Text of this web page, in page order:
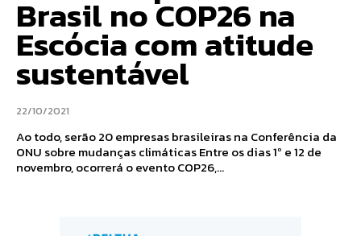
Brasil no COP26 na
Escócia com atitude
sustentável
22/10/2021
Ao todo, serão 20 empresas brasileiras na Conferência da
ONU sobre mudanças climáticas Entre os dias 1º e 12 de
novembro, ocorrerá o evento COP26,...